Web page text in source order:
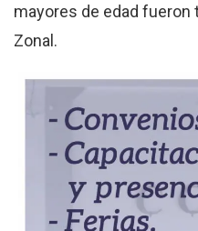
mayores de edad fueron
Zonal.